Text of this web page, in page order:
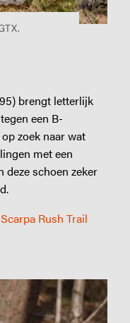
brengt letterlijk
een B-
zoek naar wat
met een
deze schoen zeker
Rush Trail